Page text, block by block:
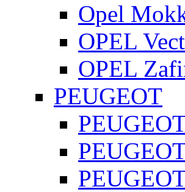
Opel
OPEL
OPEL
PEUGEOT